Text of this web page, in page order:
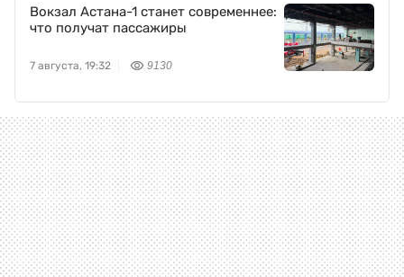
Вокзал Астана-1 станет современнее:
что получат пассажиры
7 августа, 19:32 9130